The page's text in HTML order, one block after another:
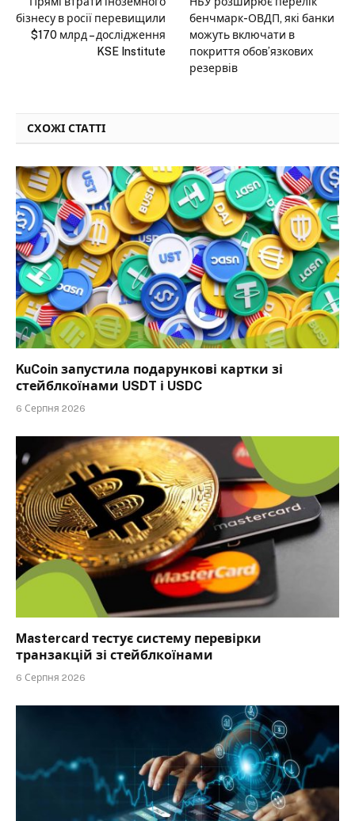
бізнесу в росії перевищили
$170 млрд – дослідження
KSE Institute
бенчмарк-ОВДП, які банки
можуть включати в
покриття обов’язкових
резервів
СХОЖІ СТАТТІ
KuCoin запустила подарункові картки зі
стейблкоїнами USDT і USDC
6 Серпня 2026
Mastercard тестує систему перевірки
транзакцій зі стейблкоїнами
6 Серпня 2026